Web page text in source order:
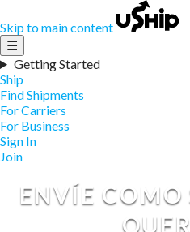
Skip to main content
☰
Getting Started
Ship
Find Shipments
For Carriers
For Business
Sign In
Join
ENVÍE COMO